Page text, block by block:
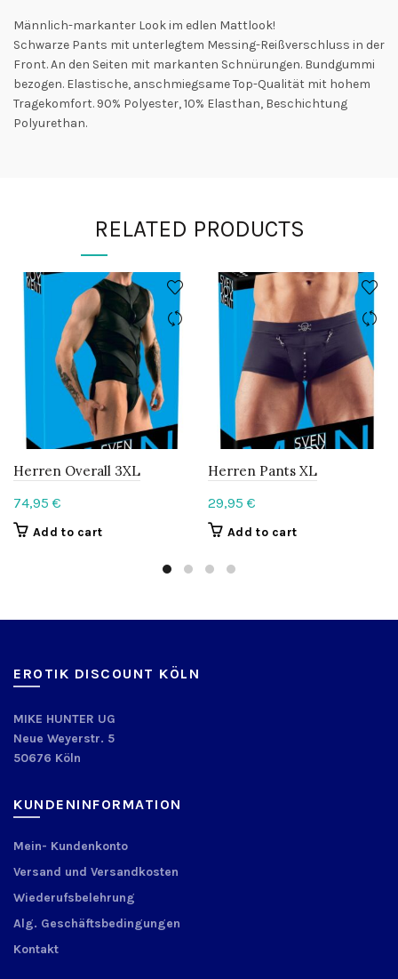
Männlich-markanter Look im edlen Mattlook!
Schwarze Pants mit unterlegtem Messing-Reißverschluss in der
Front. An den Seiten mit markanten Schnürungen. Bundgummi
bezogen. Elastische, anschmiegsame Top-Qualität mit hohem
Tragekomfort. 90% Polyester, 10% Elasthan, Beschichtung
Polyurethan.
RELATED PRODUCTS
Herren Overall 3XL
74,95 €
Add to cart
Herren Pants XL
29,95 €
Add to cart
EROTIK DISCOUNT KÖLN
MIKE HUNTER UG
Neue Weyerstr. 5
50676 Köln
KUNDENINFORMATION
Mein- Kundenkonto
Versand und Versandkosten
Wiederufsbelehrung
Alg. Geschäftsbedingungen
Kontakt